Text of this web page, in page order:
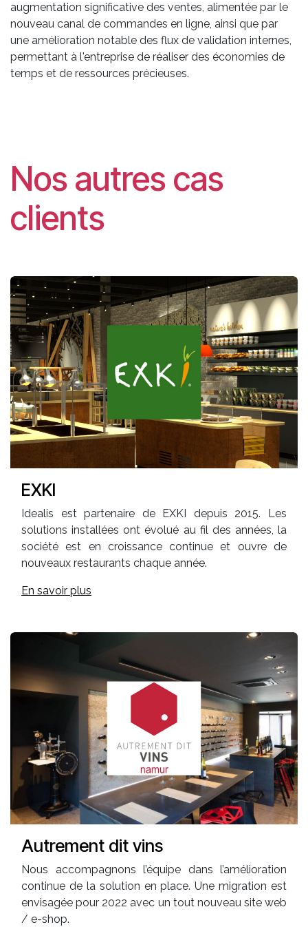
augmentation significative des ventes, alimentée par le
nouveau canal de commandes en ligne, ainsi que par
une amélioration notable des flux de validation internes,
permettant à l'entreprise de réaliser des économies de
temps et de ressources précieuses.
Nos autres cas
clients
EXKI
Idealis est partenaire de EXKI depuis 2015. Les
solutions installées ont évolué au fil des années, la
société est en croissance continue et ouvre de
nouveaux restaurants chaque année.
En savoir plus
Autrement dit vins
Nous accompagnons l’équipe dans l’amélioration
continue de la solution en place. Une migration est
envisagée pour 2022 avec un tout nouveau site web
/ e-shop.